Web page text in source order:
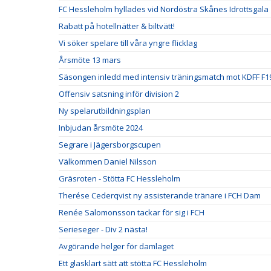
FC Hessleholm hyllades vid Nordöstra Skånes Idrottsgala
Rabatt på hotellnätter & biltvätt!
Vi söker spelare till våra yngre flicklag
Årsmöte 13 mars
Säsongen inledd med intensiv träningsmatch mot KDFF
Offensiv satsning inför division 2
Ny spelarutbildningsplan
Inbjudan årsmöte 2024
Segrare i Jägersborgscupen
Välkommen Daniel Nilsson
Gräsroten - Stötta FC Hessleholm
Therése Cederqvist ny assisterande tränare i FCH Dam
Renée Salomonsson tackar för sig i FCH
Serieseger - Div 2 nästa!
Avgörande helger för damlaget
Ett glasklart sätt att stötta FC Hessleholm